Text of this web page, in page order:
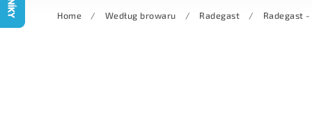
Home / Według browaru / Radegast / Radegast